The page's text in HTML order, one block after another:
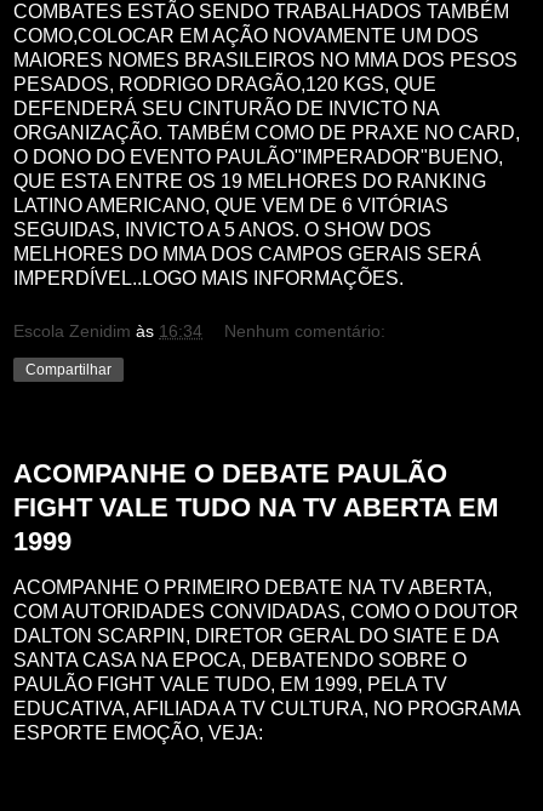
COMBATES ESTÃO SENDO TRABALHADOS TAMBÉM
COMO,COLOCAR EM AÇÃO NOVAMENTE UM DOS
MAIORES NOMES BRASILEIROS NO MMA DOS PESOS
PESADOS, RODRIGO DRAGÃO,120 KGS, QUE
DEFENDERÁ SEU CINTURÃO DE INVICTO NA
ORGANIZAÇÃO. TAMBÉM COMO DE PRAXE NO CARD,
O DONO DO EVENTO PAULÃO"IMPERADOR"BUENO,
QUE ESTA ENTRE OS 19 MELHORES DO RANKING
LATINO AMERICANO, QUE VEM DE 6 VITÓRIAS
SEGUIDAS, INVICTO A 5 ANOS. O SHOW DOS
MELHORES DO MMA DOS CAMPOS GERAIS SERÁ
IMPERDÍVEL..LOGO MAIS INFORMAÇÕES.
Escola Zenidim às 16:34 Nenhum comentário:
Compartilhar
ACOMPANHE O DEBATE PAULÃO
FIGHT VALE TUDO NA TV ABERTA EM
1999
ACOMPANHE O PRIMEIRO DEBATE NA TV ABERTA,
COM AUTORIDADES CONVIDADAS, COMO O DOUTOR
DALTON SCARPIN, DIRETOR GERAL DO SIATE E DA
SANTA CASA NA EPOCA, DEBATENDO SOBRE O
PAULÃO FIGHT VALE TUDO, EM 1999, PELA TV
EDUCATIVA, AFILIADA A TV CULTURA, NO PROGRAMA
ESPORTE EMOÇÃO, VEJA: